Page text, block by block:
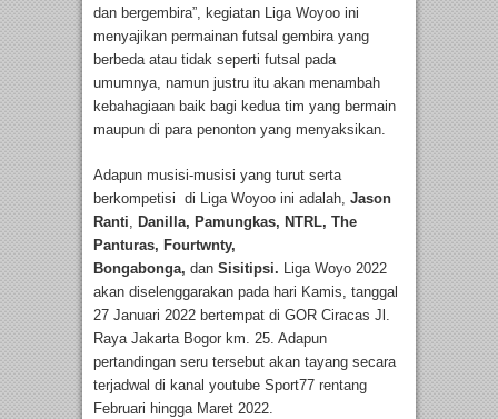
dan bergembira”, kegiatan Liga Woyoo ini
menyajikan permainan futsal gembira yang
berbeda atau tidak seperti futsal pada
umumnya, namun justru itu akan menambah
kebahagiaan baik bagi kedua tim yang bermain
maupun di para penonton yang menyaksikan.
Adapun musisi-musisi yang turut serta
berkompetisi di Liga Woyoo ini adalah, Jason
Ranti, Danilla, Pamungkas, NTRL, The
Panturas, Fourtwnty,
Bongabonga, dan Sisitipsi. Liga Woyo 2022
akan diselenggarakan pada hari Kamis, tanggal
27 Januari 2022 bertempat di GOR Ciracas Jl.
Raya Jakarta Bogor km. 25. Adapun
pertandingan seru tersebut akan tayang secara
terjadwal di kanal youtube Sport77 rentang
Februari hingga Maret 2022.